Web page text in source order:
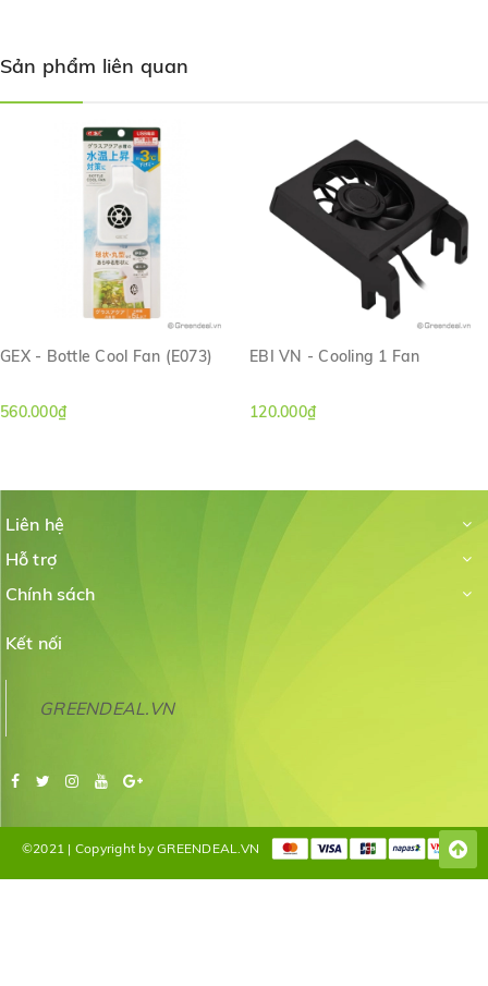
Sản phẩm liên quan
GEX - Bottle Cool Fan (E073)
560.000₫
EBI VN - Cooling 1 Fan
120.000₫
Liên hệ
Hỗ trợ
Chính sách
Kết nối
GREENDEAL.VN
©2021 | Copyright by GREENDEAL.VN